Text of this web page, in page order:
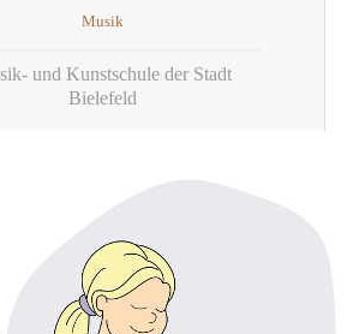
Musik
und Kunstschule der Stadt
Bielefeld